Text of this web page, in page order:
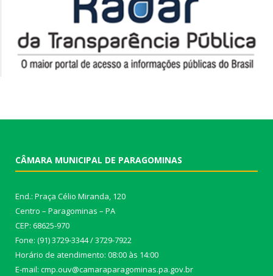
CÂMARA MUNICIPAL DE PARAGOMINAS
End.: Praça Célio Miranda, 120
Centro – Paragominas – PA
CEP: 68625-970
Fone: (91) 3729-3344 / 3729-7922
Horário de atendimento: 08:00 às 14:00
E-mail: cmp.ouv@camaraparagominas.pa.gov.br